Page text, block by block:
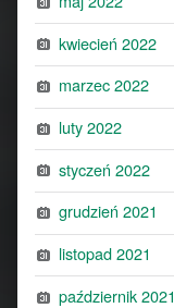
kwiecień 2022
marzec 2022
luty 2022
styczeń 2022
grudzień 2021
listopad 2021
październik 2021